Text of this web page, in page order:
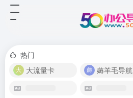
热门
大流量卡
薅羊毛导航